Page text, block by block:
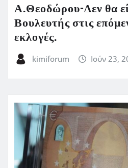
Α.Θεοδώρου-Δεν θα
Βουλευτής στις
εκλογές.
kimiforum Ιούν 23,